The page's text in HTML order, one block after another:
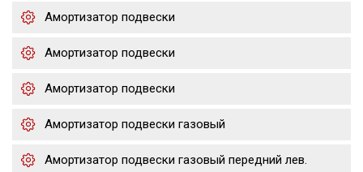
Амортизатор подвески
Амортизатор подвески
Амортизатор подвески
Амортизатор подвески газовый
Амортизатор подвески газовый передний лев.